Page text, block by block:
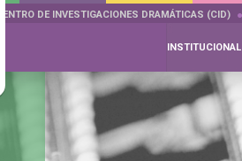
CENTRO DE INVESTIGACIONES DRAMÁTICAS (CID)
INSTITUCIONAL